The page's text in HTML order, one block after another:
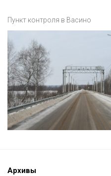
Пункт контроля в Васино
Архивы